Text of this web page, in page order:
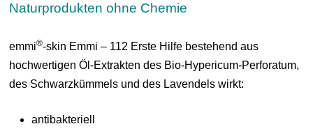
Naturprodukten ohne Chemie
emmi®-skin Emmi – 112 Erste Hilfe bestehend aus
hochwertigen Öl-Extrakten des Bio-Hypericum-Perforatum,
des Schwarzkümmels und des Lavendels wirkt:
antibakteriell